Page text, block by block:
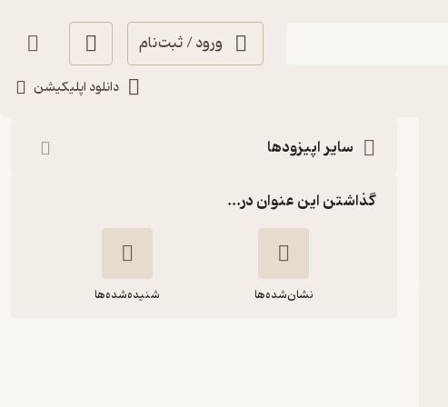
ورود / ثبت‌نام
دانلود اپلیکیشن
سایر اپیزودها
گذاشتن این عنوان در...
نشان‌شده‌ها شنیده‌شده‌ها